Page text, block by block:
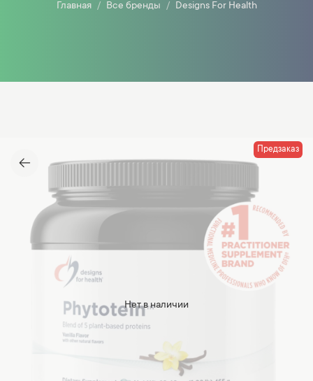
Главная Все бренды Designs For Health
Нет в наличии
Предзаказ